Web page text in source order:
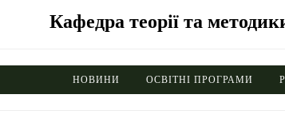
Кафедра теорії та
НОВИНИ ОСВІТНІ ПРОГРАМИ